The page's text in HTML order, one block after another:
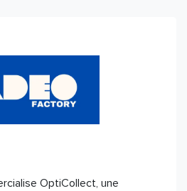
OptiCollect, une